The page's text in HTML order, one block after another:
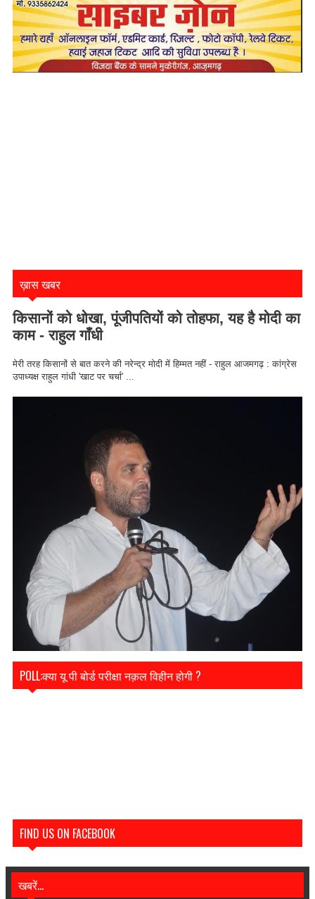
ख़ास खबर
किसानों को धोखा, पूंजीपतियों को तोहफा, यह है मोदी का
काम - राहुल गाँधी
मेरी तरह किसानों से बात करने की नरेन्द्र मोदी में हिम्मत नहीं - राहुल आजमगढ़ : कांग्रेस
उपाध्यक्ष राहुल गांधी 'खाट पर चर्चा' ...
POLL:क्या यू पी बोर्ड परीक्षा नक़ल विहीन होगी ?
FIND US ON FACEBOOK
खबरें...